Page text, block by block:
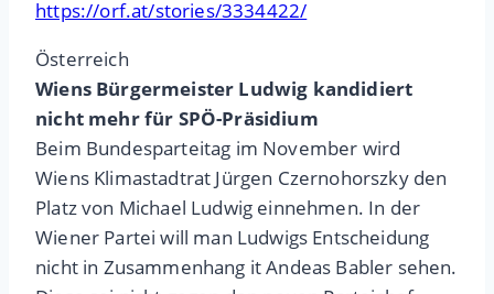
https://orf.at/stories/3334422/
Österreich
Wiens Bürgermeister Ludwig kandidiert
nicht mehr für SPÖ-Präsidium
Beim Bundesparteitag im November wird
Wiens Klimastadtrat Jürgen Czernohorszky den
Platz von Michael Ludwig einnehmen. In der
Wiener Partei will man Ludwigs Entscheidung
nicht in Zusammenhang it Andeas Babler sehen.